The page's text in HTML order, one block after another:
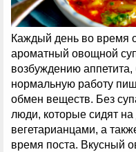
Каждый день во время
ароматный овощной
возбуждению аппетита,
нормальную работу
обмен веществ. Без
люди, которые сидят
вегетарианцами, а
время поста. Вкусный